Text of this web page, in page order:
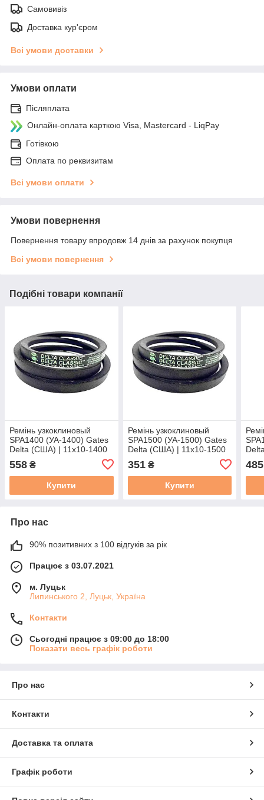
Самовивіз
Доставка кур'єром
Всі умови доставки
Умови оплати
Післяплата
Онлайн-оплата карткою Visa, Mastercard - LiqPay
Готівкою
Оплата по реквизитам
Всі умови оплати
Умови повернення
Повернення товару впродовж 14 днів за рахунок покупця
Всі умови повернення
Подібні товари компанії
Ремінь узкоклиновый
SPA1400 (УА-1400) Gates
Delta (США) | 11х10-1400
комбайна, ГАЗ-66
558 ₴
Купити
Ремінь узкоклиновый
SPA1500 (УА-1500) Gates
Delta (США) | 11х10-1500
комбайна JOHN DEERE
351₴
Купити
485
Про нас
90% позитивних з 100 відгуків за рік
Працює з 03.07.2021
м. Луцьк
Липинського 2, Луцьк, Україна
Контакти
Сьогодні працює з 09:00 до 18:00
Показати весь графік роботи
Про нас
Контакти
Доставка та оплата
Графік роботи